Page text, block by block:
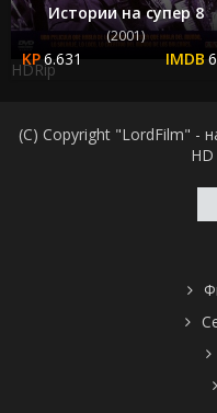
Истории на супер 8
(2001)
6.631
HDRip
(C) Copyright "LordFilm" -